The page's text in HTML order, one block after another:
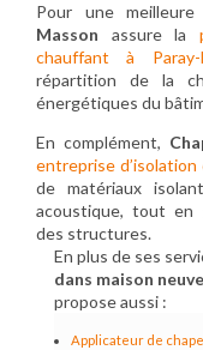
Pour une
Masson assure la
chauffant à Paray-
répartition de la
énergétiques du
En complément,
entreprise d’isolation
de matériaux
acoustique, tout en
des structures.
En plus de ses
dans maison
propose aussi :
Applicateur de